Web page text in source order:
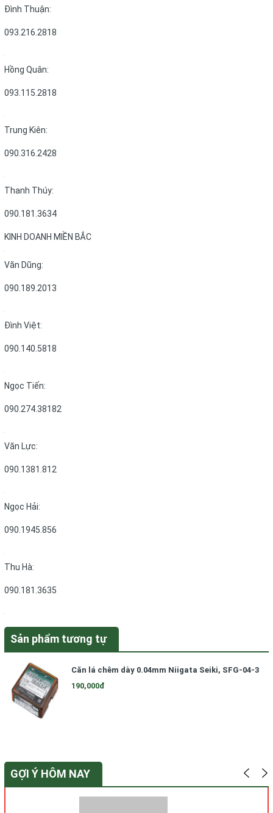
Đình Thuận:
093.216.2818
Hồng Quân:
093.115.2818
Trung Kiên:
090.316.2428
Thanh Thúy:
090.181.3634
KINH DOANH MIỀN BẮC
Văn Dũng:
090.189.2013
Đình Việt:
090.140.5818
Ngọc Tiến:
090.274.38182
Văn Lực:
090.1381.812
Ngọc Hải:
090.1945.856
Thu Hà:
090.181.3635
Sản phẩm tương tự
Căn lá chêm dày 0.04mm Niigata Seiki, SFG-04-3
190,000đ
GỢI Ý HÔM NAY